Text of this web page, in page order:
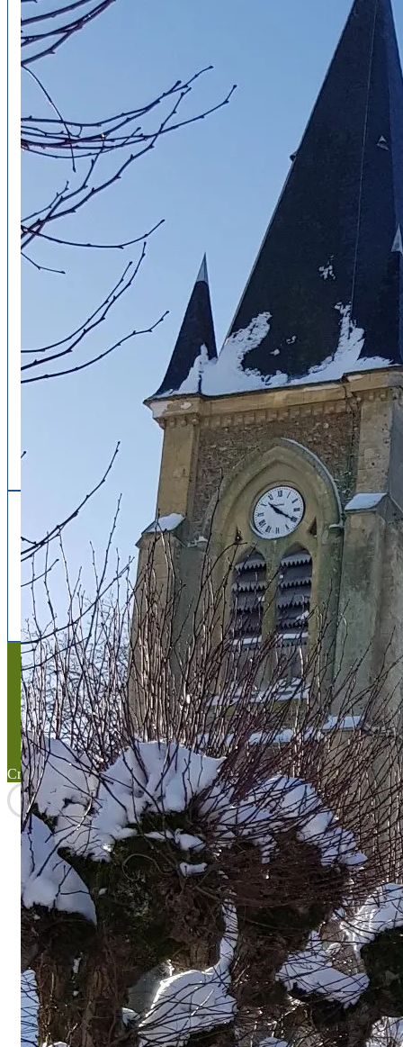
Follow us
facebook
instagram
Mentions légales
Mentions légales
Titre du texte
Texte d'essai
Created with theWP Theme Airin Blog